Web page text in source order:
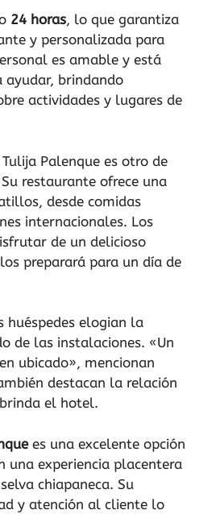
24 horas, lo que garantiza
y personalizada para
es amable y está
ayudar, brindando
actividades y lugares de
Palenque es otro de
restaurante ofrece una
desde comidas
internacionales. Los
de un delicioso
preparará para un día de
huéspedes elogian la
de las instalaciones. «Un
ubicado», mencionan
destacan la relación
el hotel.
es una excelente opción
una experiencia placentera
chiapaneca. Su
y atención al cliente lo